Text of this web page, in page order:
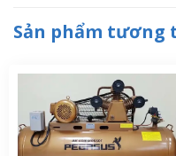
Sản phẩm tương